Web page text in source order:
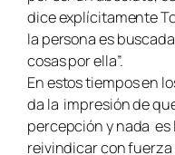
dice explícitamente
la persona es
cosas por ella”.
En estos tiempos en
da la impresión de
percepción y nada es
reivindicar con